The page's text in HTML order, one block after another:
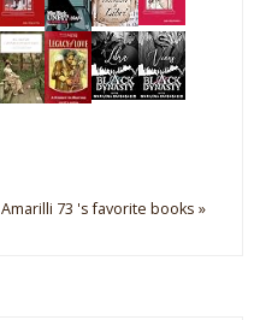
Amarilli 73 's favorite books »